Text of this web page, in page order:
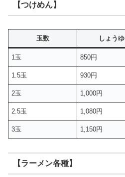
【つけめん】
玉数 しょうゆ
1玉 850円
1.5玉 930円
2玉 1,000円
2.5玉 1,080円
3玉 1,150円
【ラーメン各種】